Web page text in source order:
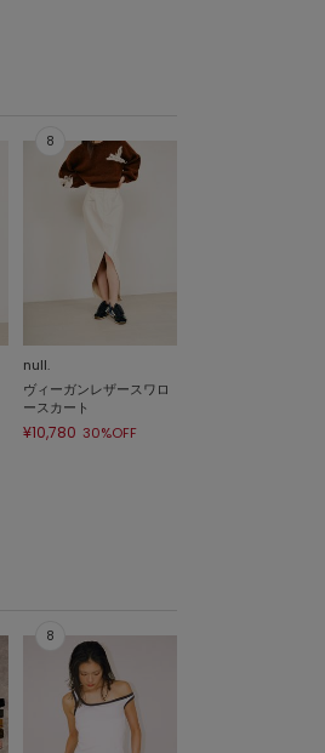
null.
ヴィーガンレザースワロ
ースカート
¥10,780 30%OFF